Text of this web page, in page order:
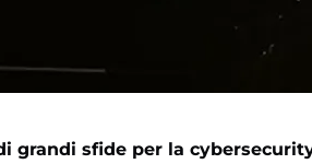
grandi sfide per la